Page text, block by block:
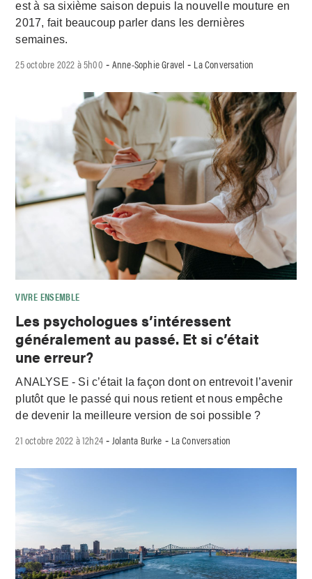
est à sa sixième saison depuis la nouvelle mouture en
2017, fait beaucoup parler dans les dernières
semaines.
25 octobre 2022 à 5h00 - Anne-Sophie Gravel - La Conversation
VIVRE ENSEMBLE
Les psychologues s’intéressent
généralement au passé. Et si c’était
une erreur?
ANALYSE - Si c’était la façon dont on entrevoit l’avenir
plutôt que le passé qui nous retient et nous empêche
de devenir la meilleure version de soi possible ?
21 octobre 2022 à 12h24 - Jolanta Burke - La Conversation